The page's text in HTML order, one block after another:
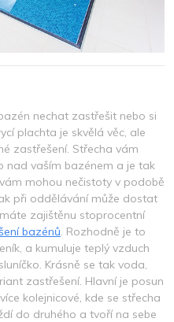
nechat zastřešit nebo si
plachta je skvělá věc, ale
zastřešení. Střecha vám
nad vaším bazénem a je tak
mohou nečistoty v podobě
při oddělávání může dostat
zajištěnu stoprocentní
bazénů. Rozhodně je to
a kumuluje teplý vzduch
Krásně se tak voda,
zastřešení. Hlavní je posun
kolejnicové, kde se střecha
do druhého a tvoří na sebe